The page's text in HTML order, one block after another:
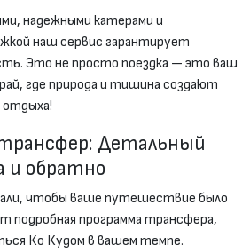
надежными катерами и
наш сервис гарантирует
Это не просто поездка — это ваш
где природа и тишина создают
отдыха!
Детальный
обратно
чтобы ваше путешествие было
подробная программа трансфера,
Ко Кудом в вашем темпе.